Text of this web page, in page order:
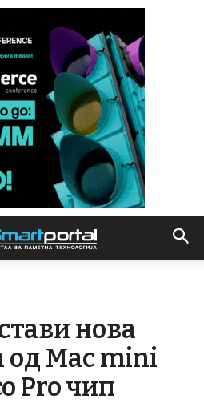
нова
од Mac mini
Pro чип